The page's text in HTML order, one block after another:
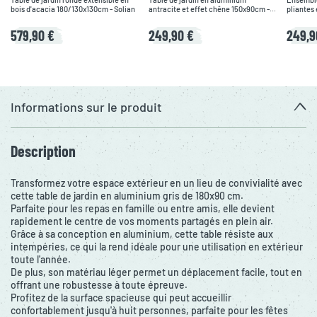
bois d'acacia 180/130x130cm - Solian
579,90 €
antracite et effet chêne 150x90cm -
249,90 €
pliantes
Informations sur le produit
Description
Transformez votre espace extérieur en un lieu de convivialité avec
cette table de jardin en aluminium gris de 180x90 cm.
Parfaite pour les repas en famille ou entre amis, elle devient
rapidement le centre de vos moments partagés en plein air.
Grâce à sa conception en aluminium, cette table résiste aux
intempéries, ce qui la rend idéale pour une utilisation en extérieur
toute l'année.
De plus, son matériau léger permet un déplacement facile, tout en
offrant une robustesse à toute épreuve.
Profitez de la surface spacieuse qui peut accueillir
confortablement jusqu'à huit personnes, parfaite pour les fêtes